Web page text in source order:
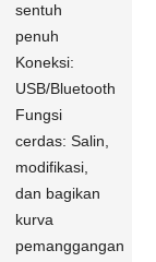
sentuh
penuh
Koneksi:
USB/Bluetooth
Fungsi
cerdas: Salin,
modifikasi,
dan bagikan
kurva
pemanggangan